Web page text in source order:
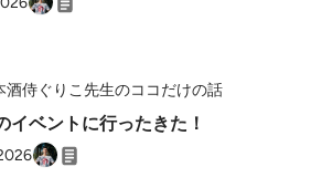
酒侍ぐりこ先生のココだけの話
イベントに行ったきた！